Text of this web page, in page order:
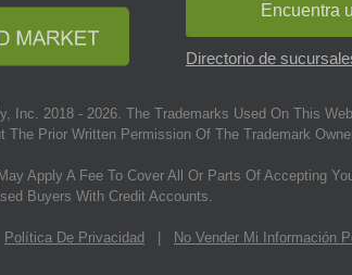
Encuentra
Directorio de
Inc. 2018 - 2026. The Trademarks Used On This
The Prior Written Permission Of The Trademark
Apply A Fee To Cover All Or Parts Of Accepting
Buyers With Credit Accounts.
Política De Privacidad No Vender Mi Información